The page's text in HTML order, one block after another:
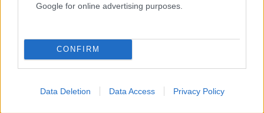
Google for online advertising purposes.
CONFIRM
Data Deletion Data Access Privacy Policy
Χρήστος Μυτιλινιός